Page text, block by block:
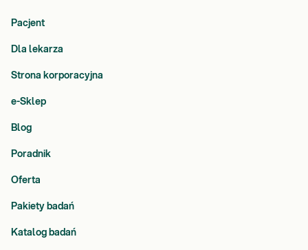
Pacjent
Dla lekarza
Strona korporacyjna
e-Sklep
Blog
Poradnik
Oferta
Pakiety badań
Katalog badań